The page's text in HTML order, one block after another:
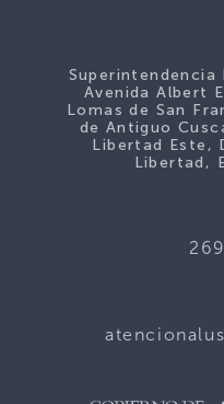
Superintendencia
Avenida Albert
Lomas de San
de Antiguo
Libertad Este,
Libertad,